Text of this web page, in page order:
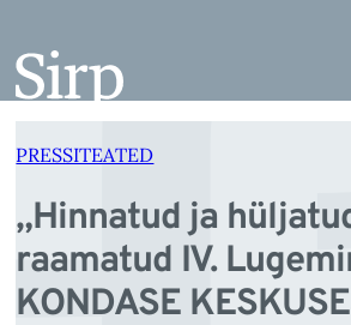
juurde
PRESSITEATED
„Hinnatud ja
raamatud IV.
KONDASE